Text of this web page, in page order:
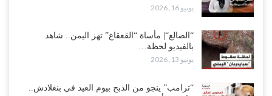
يونيو 16, 2026
“الضالع“| مأساة “القعقاع” تهز اليمن.. شاهد
بالفيديو لحظة…
يونيو 13, 2026
“ترامب” ينجو من الذبح بيوم العيد في بنغلادش..